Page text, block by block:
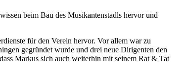
beim Bau des Musikantenstadls hervor und
für den Verein hervor. Vor allem war zu
gegründet wurde und drei neue Dirigenten den
Markus sich auch weiterhin mit seinem Rat & Tat